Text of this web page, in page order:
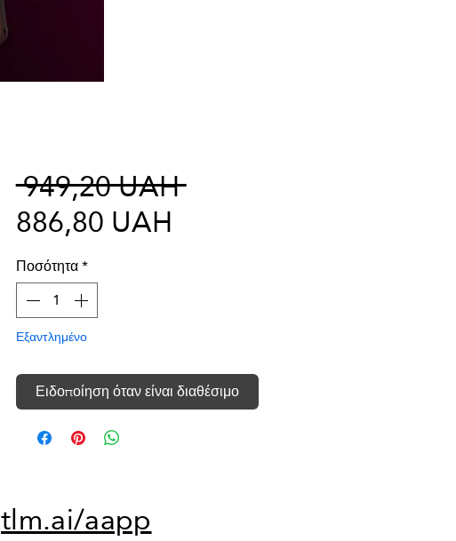
949,20 UAH Κανονική
886,80 UAH
Ποσότητα*
Εξαντλημένο
Ειδοποίηση όταν είναι διαθέσιμο
tlm.ai/aapp